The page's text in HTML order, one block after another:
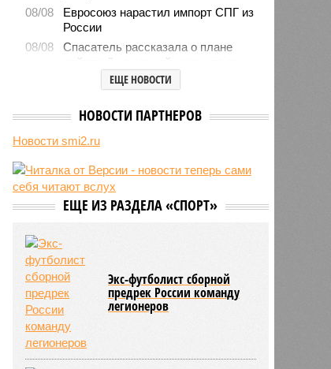
08/08
Евросоюз нарастил импорт СПГ из
России
08/08
Спасатель рассказала о плане
действий на случай, если кто-то
заблудился в лесу
на общение с нейросетями и
психологам
беспилотник
ЕЩЕ НОВОСТИ
НОВОСТИ ПАРТНЕРОВ
Новости smi2.ru
ЕЩЕ ИЗ РАЗДЕЛА «СПОРТ»
Экс-футболист сборной
предрек России команду
легионеров